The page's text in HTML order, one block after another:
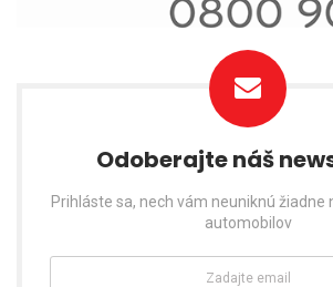
Odoberajte náš
Prihláste sa, nech vám neuniknú žiadne
automobilov